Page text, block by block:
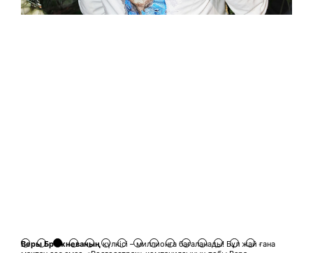
Веры Брежневаныңкүлкісі – миллионға бағаланады! Бұл жай ғана